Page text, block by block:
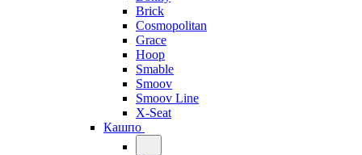
Brick
Cosmopolitan
Grace
Hoop
Smable
Smoov
Smoov Line
X-Seat
Кашпо